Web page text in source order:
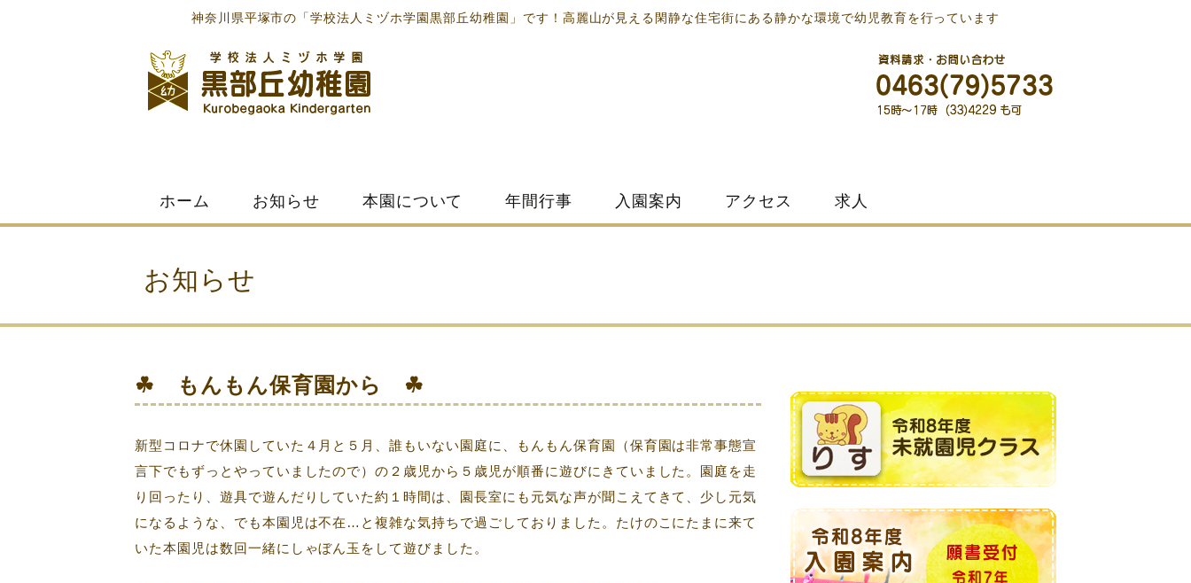
神奈川県平塚市の「学校法人ミヅホ学園黒部丘幼稚園」です！高麗山が見える閑静な住宅街にある静かな環境で幼児教育を行っています
content
ホーム お知らせ 本園について 年間行事 入園案内 アクセス 求人
お知らせ
☘ もんもん保育園から ☘
新型コロナで休園していた４月と５月、誰もいない園庭に、もんもん保育園（保育園は非常事態宣
言下でもずっとやっていましたので）の２歳児から５歳児が順番に遊びにきていました。園庭を走
り回ったり、遊具で遊んだりしていた約１時間は、園長室にも元気な声が聞こえてきて、少し元気
になるような、でも本園児は不在…と複雑な気持ちで過ごしておりました。たけのこにたまに来て
いた本園児は数回一緒にしゃぼん玉をして遊びました。